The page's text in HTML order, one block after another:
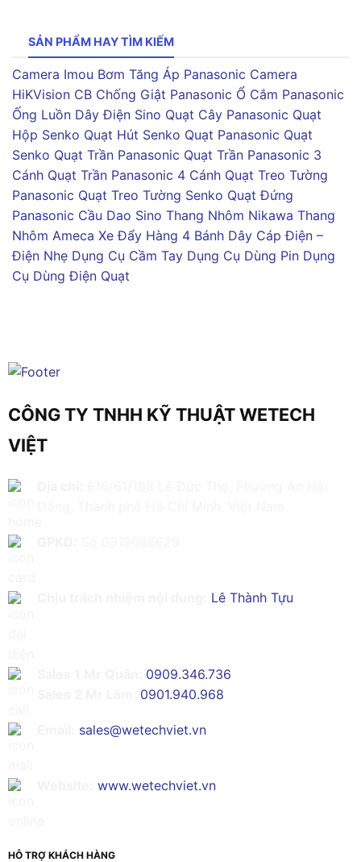
SẢN PHẨM HAY TÌM KIẾM
Camera Imou Bơm Tăng Áp Panasonic Camera
HiKVision CB Chống Giật Panasonic Ổ Cắm Panasonic
Ống Luồn Dây Điện Sino Quạt Cây Panasonic Quạt
Hộp Senko Quạt Hút Senko Quạt Panasonic Quạt
Senko Quạt Trần Panasonic Quạt Trần Panasonic 3
Cánh Quạt Trần Panasonic 4 Cánh Quạt Treo Tường
Panasonic Quạt Treo Tường Senko Quạt Đứng
Panasonic Cầu Dao Sino Thang Nhôm Nikawa Thang
Nhôm Ameca Xe Đẩy Hàng 4 Bánh Dây Cáp Điện –
Điện Nhẹ Dụng Cụ Cầm Tay Dụng Cụ Dùng Pin Dụng
Cụ Dùng Điện Quạt
CÔNG TY TNHH KỸ THUẬT WETECH
VIỆT
Lê Thành Tựu
0909.346.736
0901.940.968
sales@wetechviet.vn
www.wetechviet.vn
HỖ TRỢ KHÁCH HÀNG